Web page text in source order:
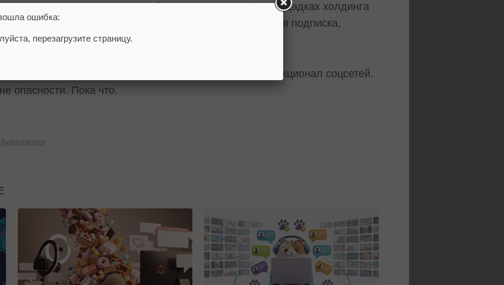
прослушивания аудиозаписей существует на трёх площадках холдинга
Мой мир. В каком именно проекте будет тестироваться подписка,
подписки не затронет действующий базовый функционал соцсетей.
опасности. Пока что.
Аудиозаписи
ошибка:
перезагрузите страницу.